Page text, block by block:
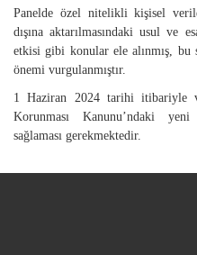
Panelde özel nitelikli kişisel
dışına aktarılmasındaki usul ve
etkisi gibi konular ele alınmış, bu
önemi vurgulanmıştır.
1 Haziran 2024 tarihi itibariyle
Korunması Kanunu’ndaki
sağlaması gerekmektedir.